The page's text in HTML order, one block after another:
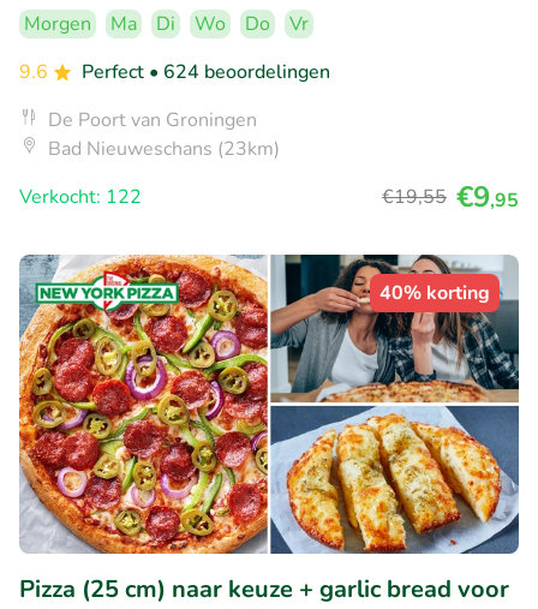
Morgen Ma Di Wo Do
Vr
9.6
Perfect • 624 beoordelingen
De Poort van Groningen
Bad Nieuweschans (23km)
Verkocht: 122
€19,55 €9,95
40% korting
Pizza (25 cm) naar keuze + garlic bread voor